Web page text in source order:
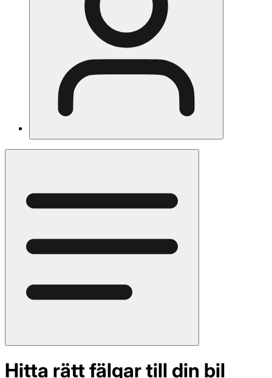
Hitta rätt fälgar till din bil